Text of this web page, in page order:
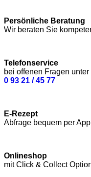
Persönliche Beratung
Wir beraten Sie
Telefonservice
bei offenen Fragen
0 93 21 / 45 77
E-Rezept
Abfrage bequem per
Onlineshop
mit Click & Collect